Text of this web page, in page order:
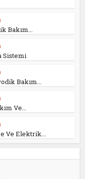
Bakım...
Sistemi
Bakım...
Ve...
Ve Elektrik...